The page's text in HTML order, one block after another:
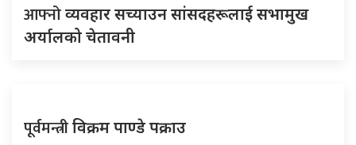
आफ्नोव्यवहार सच्याउन सांसदहरूलाई सभामुख
अर्यालको चेतावनी
पूर्वमन्त्रीविक्रम पाण्डे पक्राउ